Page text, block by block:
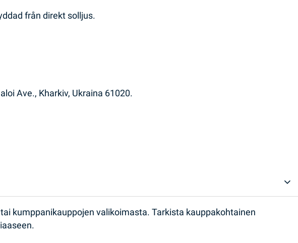
från direkt solljus.
Ave., Kharkiv, Ukraina 61020.
kumppanikauppojen valikoimasta. Tarkista kauppakohtainen